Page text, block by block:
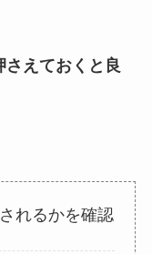
えておくと良
れるかを確認